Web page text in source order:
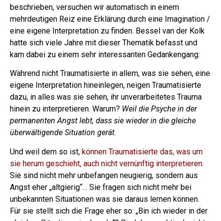
beschrieben, versuchen wir automatisch in einem
mehrdeutigen Reiz eine Erklärung durch eine Imagination /
eine eigene Interpretation zu finden. Bessel van der Kolk
hatte sich viele Jahre mit dieser Thematik befasst und
kam dabei zu einem sehr interessanten Gedankengang:
Während nicht Traumatisierte in allem, was sie sehen, eine
eigene Interpretation hineinlegen, neigen Traumatisierte
dazu, in alles was sie sehen, ihr unverarbeitetes Trauma
hinein zu interpretieren. Warum? Weil die Psyche in der
permanenten Angst lebt, dass sie wieder in die gleiche
überwältigende Situation gerät.
Und weil dem so ist, können Traumatisierte das, was um
sie herum geschieht, auch nicht vernünftig interpretieren.
Sie sind nicht mehr unbefangen neugierig, sondern aus
Angst eher „altgierig“… Sie fragen sich nicht mehr bei
unbekannten Situationen was sie daraus lernen können.
Für sie stellt sich die Frage eher so: „Bin ich wieder in der